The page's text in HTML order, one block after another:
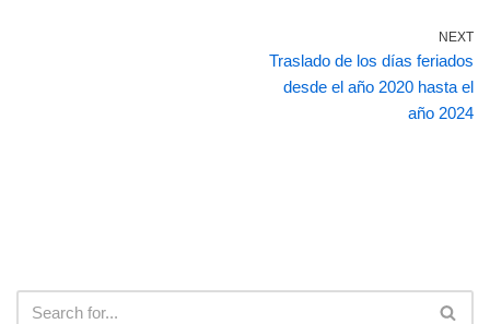
NEXT
Traslado de los días feriados
desde el año 2020 hasta el
año 2024